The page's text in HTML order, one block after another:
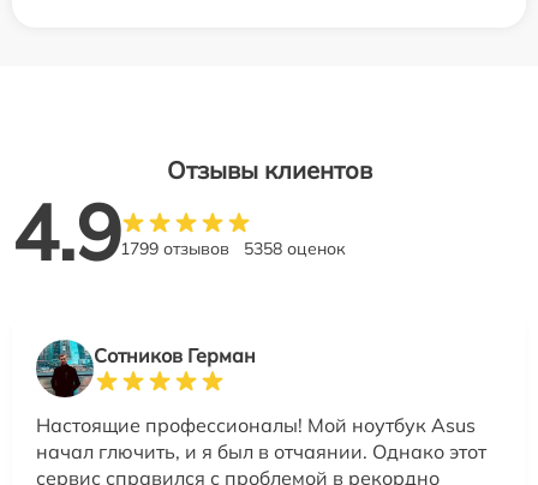
Отзывы клиентов
4.91799 отзывов 5358 оценок
Сотников Герман
Настоящие профессионалы! Мой ноутбук Asus
начал глючить, и я был в отчаянии. Однако этот
сервис справился с проблемой в рекордно